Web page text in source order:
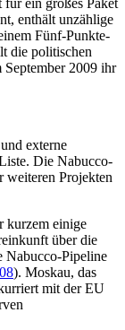
ein großes Paket
enthält unzählige
Fünf-Punkte-
die politischen
September 2009 ihr
externe
Die Nabucco-
weiteren Projekten
kurzem einige
über die
Nabucco-Pipeline
). Moskau, das
mit der EU